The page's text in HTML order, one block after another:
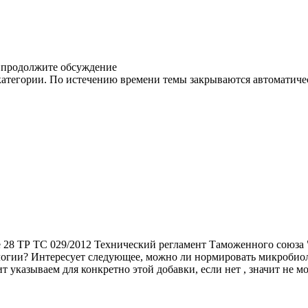
обсуждение
По истечению времени темы закрываются
ТР ТС 029/2012 Технический регламент Таможенного
Интересует следующее, можно ли нормировать
указываем для конкретно этой добавки, если нет , значит не